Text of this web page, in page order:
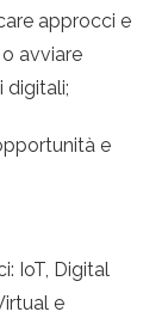
approcci e
avviare
digitali;
e
IoT, Digital
e